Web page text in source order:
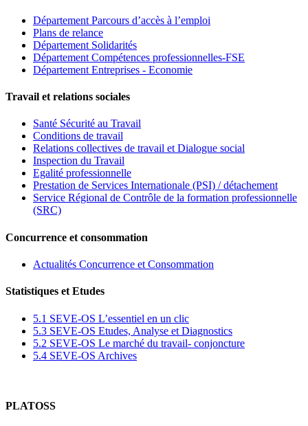
Département Parcours d’accès à l’emploi
Plans de relance
Département Solidarités
Département Compétences professionnelles-FSE
Département Entreprises - Economie
Travail et relations sociales
Santé Sécurité au Travail
Conditions de travail
Relations collectives de travail et Dialogue social
Inspection du Travail
Egalité professionnelle
Prestation de Services Internationale (PSI) / détachement
Service Régional de Contrôle de la formation professionnelle
(SRC)
Concurrence et consommation
Actualités Concurrence et Consommation
Statistiques et Etudes
5.1 SEVE-OS L’essentiel en un clic
5.3 SEVE-OS Etudes, Analyse et Diagnostics
5.2 SEVE-OS Le marché du travail- conjoncture
5.4 SEVE-OS Archives
PLATOSS